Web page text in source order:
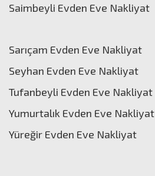
Saimbeyli Evden Eve Nakliyat
Sarıçam Evden Eve Nakliyat
Seyhan Evden Eve Nakliyat
Tufanbeyli Evden Eve Nakliyat
Yumurtalık Evden Eve Nakliyat
Yüreğir Evden Eve Nakliyat